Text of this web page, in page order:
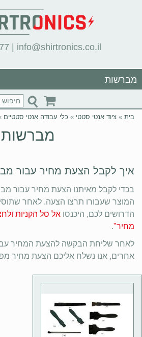
| info@shirtronics.co.il
מברשות
בית » ציוד אנטי סטטי » כלי עבודה אנטי סטטיים
מברשות
איך לקבל הצעת מחיר עבור
בכדי לקבל מאיתנו הצעת מחיר עבור
המוצר שעבורו תרצו הצעה. לאחר
הדרושים לכם, היכנסו אל סל הקניות
מחיר".
לאחר שליחת הבקשה להצעת המחיר
אחרים, אנו נשלח אליכם הצעת מחיר